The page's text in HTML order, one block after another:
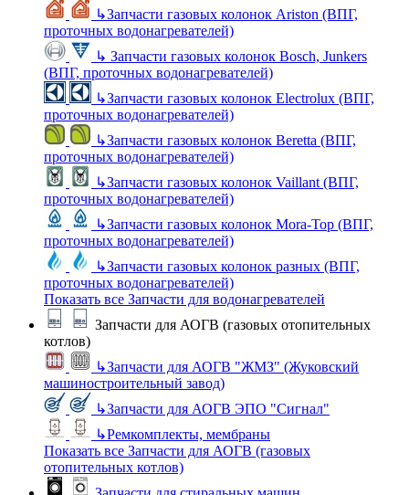
↳Запчасти газовых колонок Ariston (ВПГ,
проточных водонагревателей)
↳ Запчасти газовых колонок Bosch, Junkers
(ВПГ, проточных водонагревателей)
↳Запчасти газовых колонок Electrolux (ВПГ,
проточных водонагревателей)
↳Запчасти газовых колонок Beretta (ВПГ,
проточных водонагревателей)
↳Запчасти газовых колонок Vaillant (ВПГ,
проточных водонагревателей)
↳Запчасти газовых колонок Mora-Top (ВПГ,
проточных водонагревателей)
↳Запчасти газовых колонок разных (ВПГ,
проточных водонагревателей)
Показать все Запчасти для водонагревателей
Запчасти для АОГВ (газовых отопительных
котлов)
↳Запчасти для АОГВ "ЖМЗ" (Жуковский
машиностроительный завод)
↳Запчасти для АОГВ ЭПО "Сигнал"
↳Ремкомплекты, мембраны
Показать все Запчасти для АОГВ (газовых
отопительных котлов)